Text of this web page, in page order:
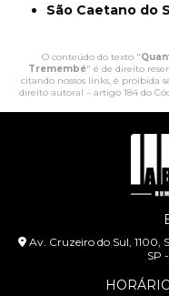
São Caetano do
O conteúdo do texto "
Tremembé" é de direito
citando nossos links, é proibida
direito autoral – artigo 184 do
Av. Cruzeiro do Sul, 1100,
SP